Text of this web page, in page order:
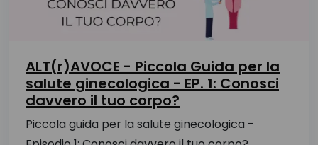
ALT(r)AVOCE - Piccola Guida per la
salute ginecologica - EP. 1: Conosci
davvero il tuo corpo?
Piccola guida per la salute ginecologica -